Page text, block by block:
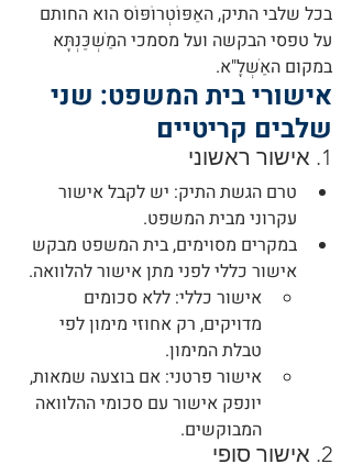
בכל שלבי התיק, האַפּוֹטְרוֹפּוֹס הוא החותם
על טפסי הבקשה ועל מסמכי המַשְׁכַּנְתָּא
במקום האַשְׁלָ"א.
אישורי בית המשפט: שני
שלבים קריטיים
1. אישור ראשוני
טרם הגשת התיק: יש לקבל אישור
עקרוני מבית המשפט.
במקרים מסוימים, בית המשפט מבקש
אישור כללי לפני מתן אישור להלוואה.
אישור כללי: ללא סכומים
מדויקים, רק אחוזי מימון לפי
טבלת המימון.
אישור פרטני: אם בוצעה שמאות,
יונפק אישור עם סכומי ההלוואה
המבוקשים.
2. אישור סופי